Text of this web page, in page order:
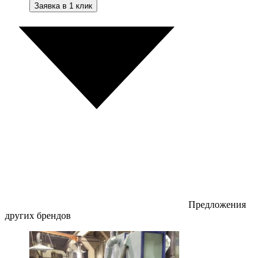
Заявка в 1 клик
Предложения
других брендов